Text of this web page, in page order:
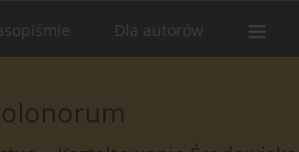
Dla autorów